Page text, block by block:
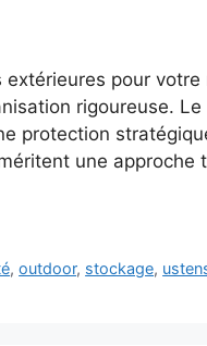
pour
rigoureuse.
protection
une
,outdoor, stockage,